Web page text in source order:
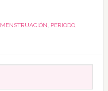
MENSTRUACIÓN, PERIODO,